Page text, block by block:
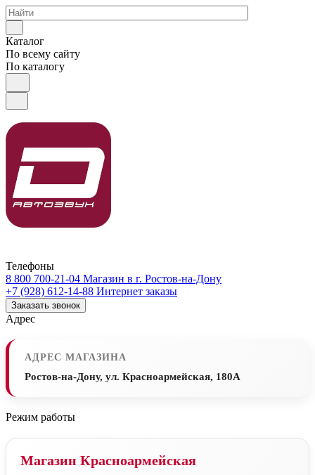
Каталог
По всему сайту
По каталогу
Телефоны
8 800 700-21-04 Магазин в г. Ростов-на-Дону
+7 (928) 612-14-88 Интернет заказы
Заказать звонок
Адрес
АДРЕС МАГАЗИНА
Ростов-на-Дону, ул. Красноармейская, 180А
Режим работы
Магазин Красноармейская